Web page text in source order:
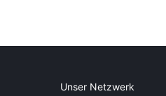
Unser Netzwerk